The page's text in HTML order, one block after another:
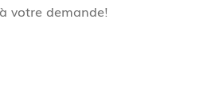
votre demande!